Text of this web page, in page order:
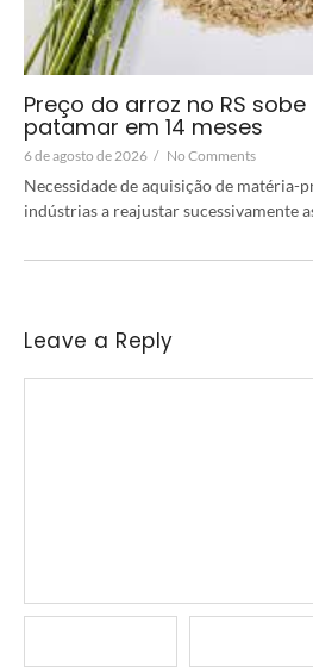
Preço do arroz no RS
patamar em 14 meses
6 de agosto de 2026 / No Comments
Necessidade de aquisição de matéria-
indústrias a reajustar sucessivamente
Leave a Reply